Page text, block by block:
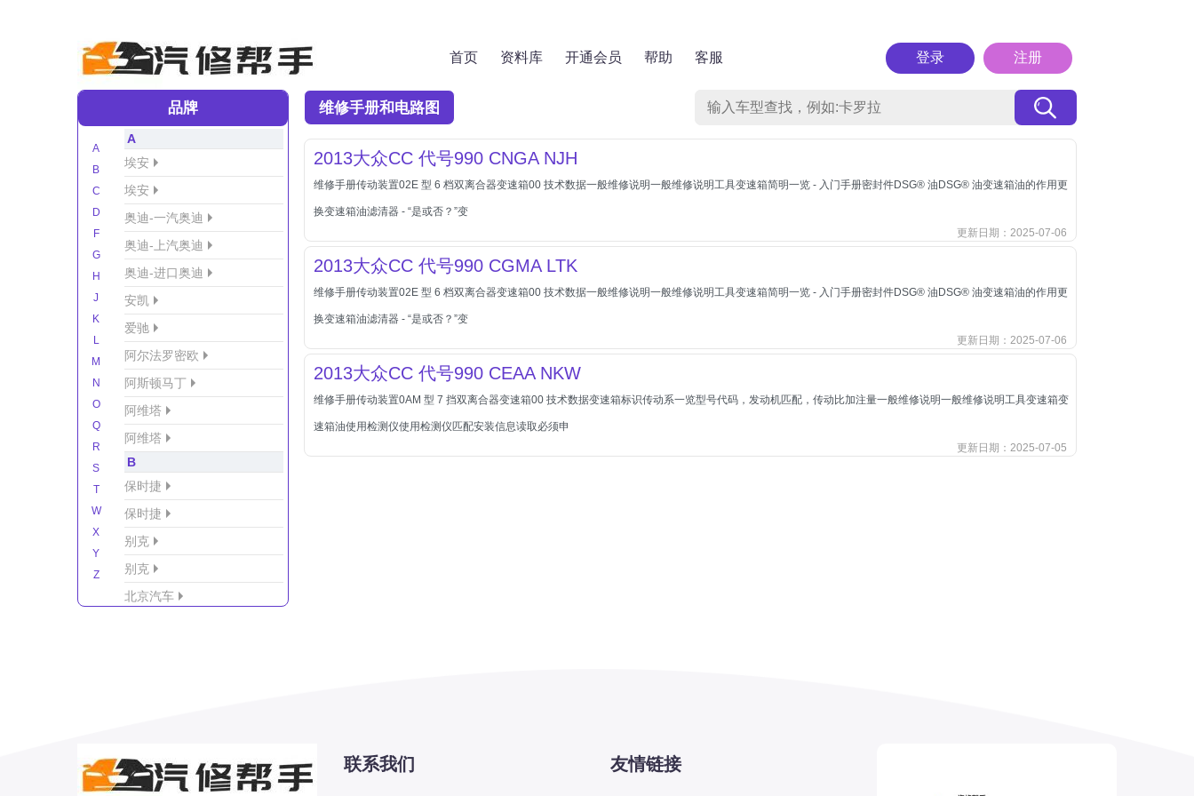
首页 资料库 开通会员 帮助 客服 登录 注册
品牌
A
B
C
D
F
G
H
J
K
L
M
N
O
Q
R
S
T
W
X
Y
Z
A
埃安
埃安
奥迪-一汽奥迪
奥迪-上汽奥迪
奥迪-进口奥迪
安凯
爱驰
阿尔法罗密欧
阿斯顿马丁
阿维塔
阿维塔
B
保时捷
保时捷
别克
别克
北京汽车
北汽幻速
北汽新能源
维修手册和电路图
2013大众CC 代号990 CNGA NJH
维修手册传动装置02E 型 6 档双离合器变速箱00 技术数据一般维修说明一般维修说明工具变速箱简明一览 - 入门手册密封件DSG® 油DSG® 油变速箱油的作用更
换变速箱油滤清器 - “是或否？”变
更新日期：2025-07-06
2013大众CC 代号990 CGMA LTK
维修手册传动装置02E 型 6 档双离合器变速箱00 技术数据一般维修说明一般维修说明工具变速箱简明一览 - 入门手册密封件DSG® 油DSG® 油变速箱油的作用更
换变速箱油滤清器 - “是或否？”变
更新日期：2025-07-06
2013大众CC 代号990 CEAA NKW
维修手册传动装置0AM 型 7 挡双离合器变速箱00 技术数据变速箱标识传动系一览型号代码，发动机匹配，传动比加注量一般维修说明一般维修说明工具变速箱变
速箱油使用检测仪使用检测仪匹配安装信息读取必须申
更新日期：2025-07-05
联系我们 友情链接